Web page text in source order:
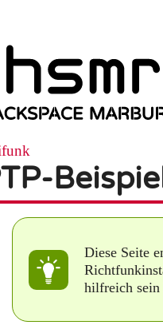
Diese Seite
hilfreich sein